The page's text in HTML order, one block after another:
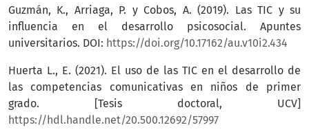
Guzmán, K., Arriaga, P. y Cobos, A. (2019). Las TIC y su
influencia en el desarrollo psicosocial. Apuntes
universitarios. DOI: https://doi.org/10.17162/au.v10i2.434
Huerta L., E. (2021). El uso de las TIC en el desarrollo de
las competencias comunicativas en niños de primer
grado. [Tesis doctoral, UCV]
https://hdl.handle.net/20.500.12692/57997